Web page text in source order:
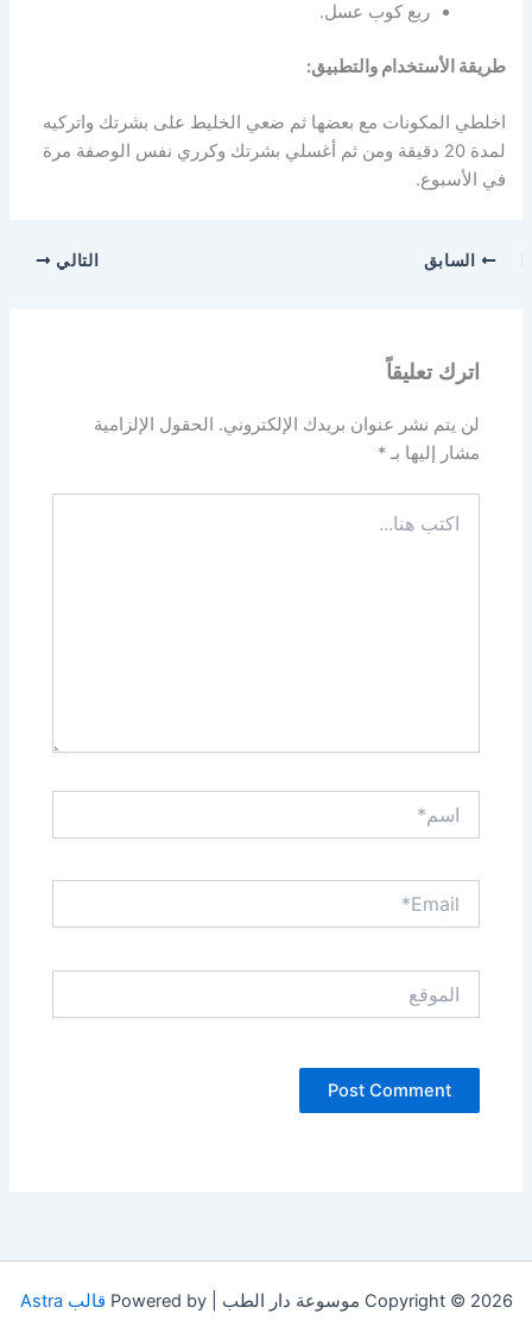
ربع كوب عسل.
طريقة الأستخدام والتطبيق:
اخلطي المكونات مع بعضها ثم ضعي الخليط على بشرتك واتركيه
لمدة 20 دقيقة ومن ثم أغسلي بشرتك وكرري نفس الوصفة مرة
في الأسبوع.
السابق التالي
اترك تعليقاً
لن يتم نشر عنوان بريدك الإلكتروني. الحقول الإلزامية
مشار إليها بـ*
هنا...
Copyright © 2026 موسوعة دار الطب | Powered by
قالب Astra